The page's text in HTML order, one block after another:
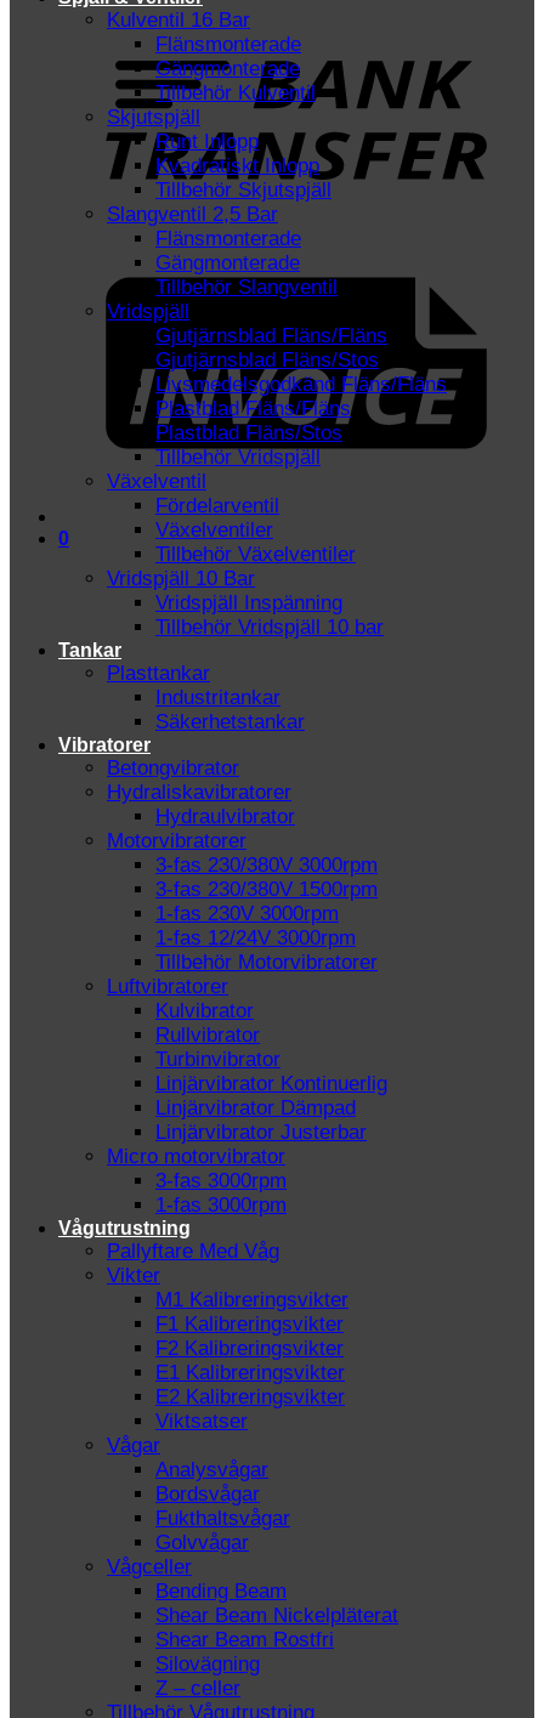
0
Kulventil 16 Bar
Flänsmonterade
Gängmonterade
Tillbehör Kulventil
Skjutspjäll
Runt Inlopp
Kvadratiskt Inlopp
Tillbehör Skjutspjäll
Slangventil 2,5 Bar
Flänsmonterade
Gängmonterade
Tillbehör Slangventil
Vridspjäll
Gjutjärnsblad Fläns/Fläns
Gjutjärnsblad Fläns/Stos
Livsmedelsgodkänd Fläns/Fläns
Plastblad Fläns/Fläns
Plastblad Fläns/Stos
Tillbehör Vridspjäll
Växelventil
Fördelarventil
Växelventiler
Tillbehör Växelventiler
Vridspjäll 10 Bar
Vridspjäll Inspänning
Tillbehör Vridspjäll 10 bar
Tankar
Plasttankar
Industritankar
Säkerhetstankar
Vibratorer
Betongvibrator
Hydraliskavibratorer
Hydraulvibrator
Motorvibratorer
3-fas 230/380V 3000rpm
3-fas 230/380V 1500rpm
1-fas 230V 3000rpm
1-fas 12/24V 3000rpm
Tillbehör Motorvibratorer
Luftvibratorer
Kulvibrator
Rullvibrator
Turbinvibrator
Linjärvibrator Kontinuerlig
Linjärvibrator Dämpad
Linjärvibrator Justerbar
Micro motorvibrator
3-fas 3000rpm
1-fas 3000rpm
Vågutrustning
Pallyftare Med Våg
Vikter
M1 Kalibreringsvikter
F1 Kalibreringsvikter
F2 Kalibreringsvikter
E1 Kalibreringsvikter
E2 Kalibreringsvikter
Viktsatser
Vågar
Analysvågar
Bordsvågar
Fukthaltsvågar
Golvvågar
Vågceller
Bending Beam
Shear Beam Nickelpläterat
Shear Beam Rostfri
Silovägning
Z – celler
Tillbehör Vågutrustning